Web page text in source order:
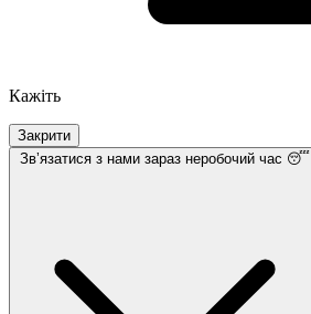
Кажіть
Закрити
Звʼязатися з нами зараз неробочий час 😴